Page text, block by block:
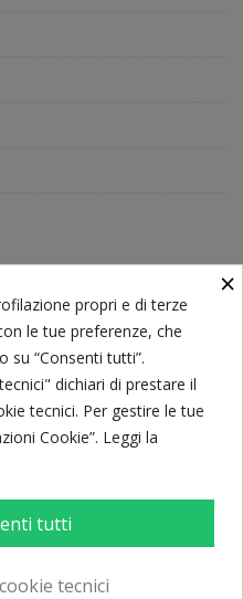
×
propri e di terze
le tue preferenze, che
su “Consenti tutti”.
dichiari di prestare il
tecnici. Per gestire le tue
Cookie”. Leggi la
tutti
tecnici